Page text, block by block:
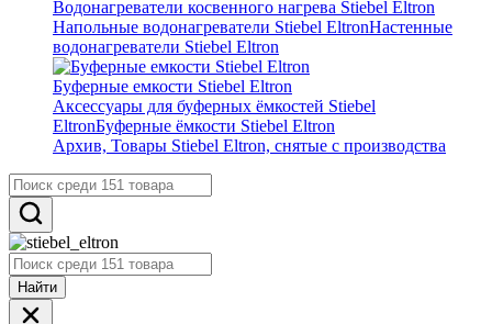
Водонагреватели косвенного нагрева Stiebel Eltron
Напольные водонагреватели Stiebel EltronНастенные
водонагреватели Stiebel Eltron
Буферные емкости Stiebel Eltron
Аксессуары для буферных ёмкостей Stiebel
EltronБуферные ёмкости Stiebel Eltron
Архив, Товары Stiebel Eltron, снятые с производства
Найти